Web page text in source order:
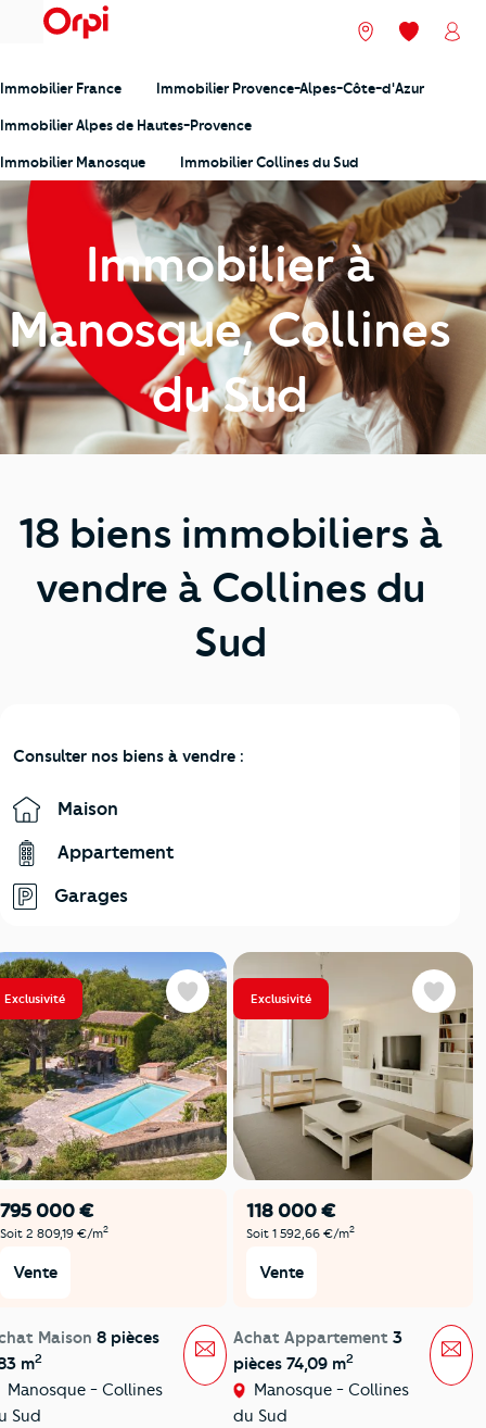
menu Nos agences
Mes
Immobilier France Immobilier Provence-Alpes-Côte-d'Azur
Immobilier Alpes de Hautes-Provence
Immobilier Manosque Immobilier Collines du Sud
Immobilier à
Manosque, Collines
du Sud
18 biens immobiliers à
vendre à Collines du
Sud
Consulter nos biens à vendre :
Maison
Appartement
Garages
Exclusivité
795 000 €
Soit 2 809,19 €/m2
Vente
Maison 8 pièces
m2
Manosque - Collines
Sud
Favoris
Message
Exclusivité
118 000 €
Soit 1 592,66 €/m2
Vente
Achat Appartement 3
pièces 74,09 m2
Manosque - Collines
du Sud
Favoris